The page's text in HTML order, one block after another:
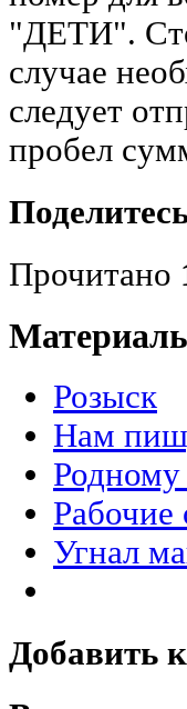
"ДЕТИ".
случае
следует
пробел
Прочитано
Розыск
Нам
Рабочие
Угнал
Добавить